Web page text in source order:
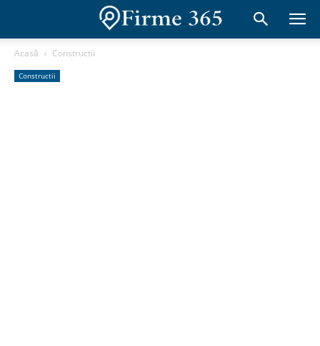
Acasă Constructii
Constructii